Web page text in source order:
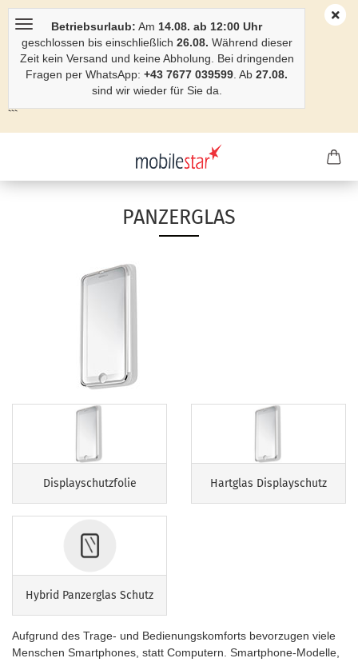
Betriebsurlaub: Am 14.08. ab 12:00 Uhr
geschlossen bis einschließlich 26.08. Während dieser
Zeit kein Versand und keine Abholung. Bei dringenden
Fragen per WhatsApp: +43 7677 039599 . Ab 27.08.
sind wir wieder für Sie da.
```
PANZERGLAS
Displayschutzfolie Hartglas Displayschutz
Hybrid Panzerglas Schutz
Aufgrund des Trage- und Bedienungskomforts bevorzugen viele
Menschen Smartphones, statt Computern. Smartphone-Modelle,